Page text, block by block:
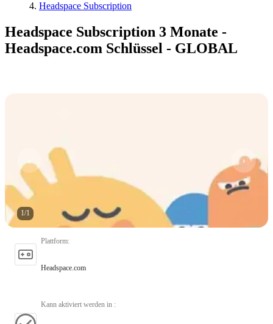
Headspace Subscription
Headspace Subscription 3 Monate -
Headspace.com Schlüssel - GLOBAL
1/1
Plattform:
Headspace.com
Kann aktiviert werden in :